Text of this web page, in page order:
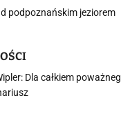
podpoznańskim jeziorem
Dla całkiem